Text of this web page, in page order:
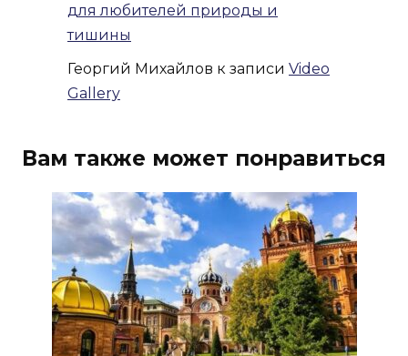
для любителей природы и
тишины
Георгий Михайлов к записи Video
Gallery
Вам также может понравиться